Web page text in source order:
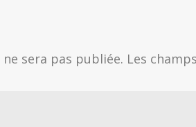
sera pas publiée. Les